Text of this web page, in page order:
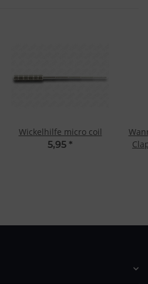
Wickelhilfe micro coil
5,95 *